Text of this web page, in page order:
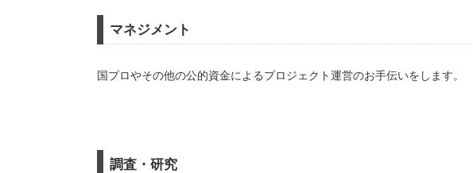
マネジメント
国プロやその他の公的資金によるプロジェクト運営のお手伝いをします。
調査・研究